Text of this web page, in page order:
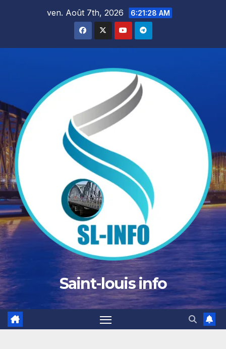
ven. Août 7th, 2026 6:21:29 AM
Saint-louis info